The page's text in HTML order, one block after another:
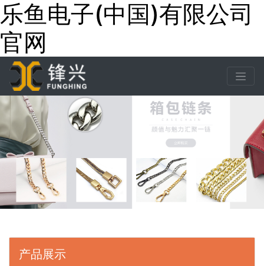
乐鱼电子(中国)有限公司
官网
产品展示